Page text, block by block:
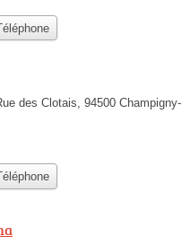
des Clotais, 94500 Champigny-